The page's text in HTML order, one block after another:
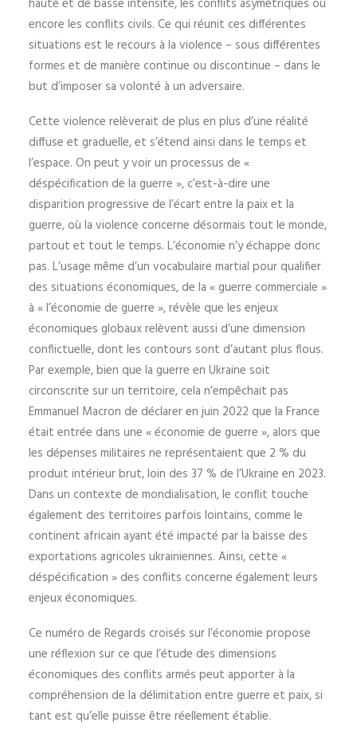
haute et de basse intensité, les conflits asymétriques ou
encore les conflits civils. Ce qui réunit ces différentes
situations est le recours à la violence – sous différentes
formes et de manière continue ou discontinue – dans le
but d’imposer sa volonté à un adversaire.
Cette violence relèverait de plus en plus d’une réalité
diffuse et graduelle, et s’étend ainsi dans le temps et
l’espace. On peut y voir un processus de «
déspécification de la guerre », c’est-à-dire une
disparition progressive de l’écart entre la paix et la
guerre, où la violence concerne désormais tout le monde,
partout et tout le temps. L’économie n’y échappe donc
pas. L’usage même d’un vocabulaire martial pour qualifier
des situations économiques, de la « guerre commerciale »
à « l’économie de guerre », révèle que les enjeux
économiques globaux relèvent aussi d’une dimension
conflictuelle, dont les contours sont d’autant plus flous.
Par exemple, bien que la guerre en Ukraine soit
circonscrite sur un territoire, cela n’empêchait pas
Emmanuel Macron de déclarer en juin 2022 que la France
était entrée dans une « économie de guerre », alors que
les dépenses militaires ne représentaient que 2 % du
produit intérieur brut, loin des 37 % de l’Ukraine en 2023.
Dans un contexte de mondialisation, le conflit touche
également des territoires parfois lointains, comme le
continent africain ayant été impacté par la baisse des
exportations agricoles ukrainiennes. Ainsi, cette «
déspécification » des conflits concerne également leurs
enjeux économiques.
Ce numéro de Regards croisés sur l’économie propose
une réflexion sur ce que l’étude des dimensions
économiques des conflits armés peut apporter à la
compréhension de la délimitation entre guerre et paix, si
tant est qu’elle puisse être réellement établie.